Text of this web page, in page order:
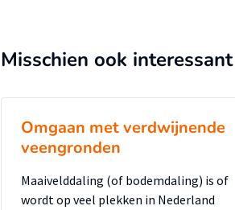
Misschien ook
Omgaan met verdwijnende
veengronden
Maaivelddaling (of bodemdaling) is of
wordt op veel plekken in Nederland